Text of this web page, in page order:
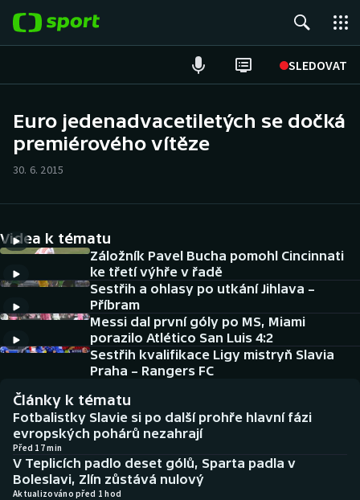
SLEDOVAT
Hokej
Cyklistika
DALŠÍ SPORTY
Americký fotbal
Baseball a softbal
Basketbal
Biatlon
Boby a skeleton
NEPŘEHLÉDNĚTE
Historické návraty
Aplikace ČT sport
AZ kvíz
Euro jedenadvacetiletých se dočká
premiérového vítěze
30. 6. 2015
Videa k tématu
Záložník Pavel Bucha pomohl Cincinnati
ke třetí výhře v řadě
Sestřih a ohlasy po utkání Jihlava –
Příbram
Messi dal první góly po MS, Miami
porazilo Atlético San Luis 4:2
Sestřih kvalifikace Ligy mistryň Slavia
Praha – Rangers FC
Články k tématu
Fotbalistky Slavie si po další prohře hlavní fázi
evropských pohárů nezahrají
Před 17 min
V Teplicích padlo deset gólů, Sparta padla v
Boleslavi, Zlín zůstává nulový
Aktualizováno před 1 hod